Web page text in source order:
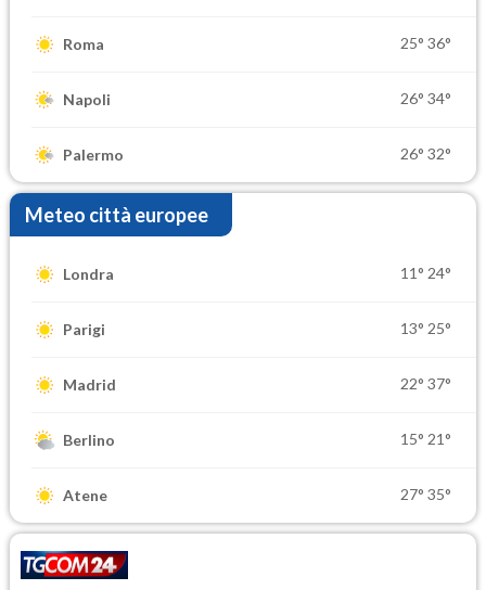
Roma 25° 36°
Napoli 26° 34°
Palermo 26° 32°
Meteo città europee
Londra 11° 24°
Parigi 13° 25°
Madrid 22° 37°
Berlino 15° 21°
Atene 27° 35°